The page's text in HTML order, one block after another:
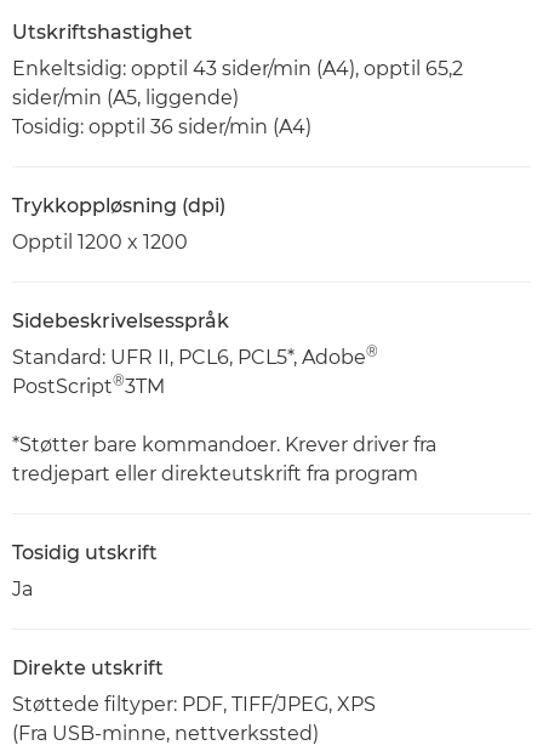
Utskriftshastighet
Enkeltsidig: opptil 43 sider/min (A4), opptil 65,2
sider/min (A5, liggende)
Tosidig: opptil 36 sider/min (A4)
Trykkoppløsning (dpi)
Opptil 1200 x 1200
Sidebeskrivelsesspråk
Standard: UFR II, PCL6, PCL5*, Adobe®
PostScript®3TM
*Støtter bare kommandoer. Krever driver fra
tredjepart eller direkteutskrift fra program
Tosidig utskrift
Ja
Direkte utskrift
Støttede filtyper: PDF, TIFF/JPEG, XPS
(Fra USB-minne, nettverkssted)